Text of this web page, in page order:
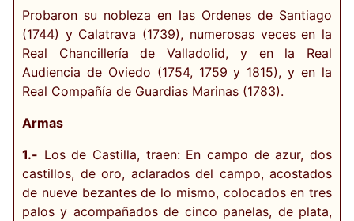
Probaron su nobleza en las Ordenes de Santiago
(1744) y Calatrava (1739), numerosas veces en la
Real Chancillería de Valladolid, y en la Real
Audiencia de Oviedo (1754, 1759 y 1815), y en la
Real Compañía de Guardias Marinas (1783).
Armas
1.- Los de Castilla, traen: En campo de azur, dos
castillos, de oro, aclarados del campo, acostados
de nueve bezantes de lo mismo, colocados en tres
palos y acompañados de cinco panelas, de plata,